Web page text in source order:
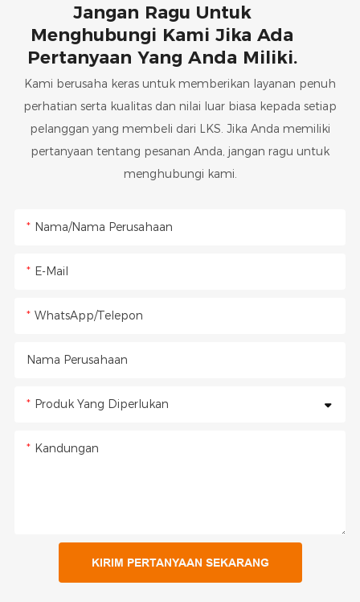
Jangan Ragu Untuk
Menghubungi Kami Jika Ada
Pertanyaan Yang Anda Miliki.
Kami berusaha keras untuk memberikan layanan penuh
perhatian serta kualitas dan nilai luar biasa kepada setiap
pelanggan yang membeli dari LKS. Jika Anda memiliki
pertanyaan tentang pesanan Anda, jangan ragu untuk
menghubungi kami.
Nama/Nama Perusahaan
E-Mail
WhatsApp/Telepon
Nama Perusahaan
Produk Yang Diperlukan
Kandungan
KIRIM PERTANYAAN SEKARANG